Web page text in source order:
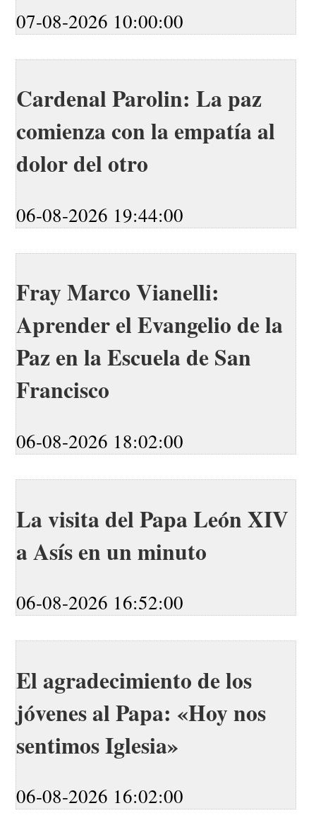
07-08-2026 10:00:00
Cardenal Parolin: La paz
comienza con la empatía al
dolor del otro
06-08-2026 19:44:00
Fray Marco Vianelli:
Aprender el Evangelio de la
Paz en la Escuela de San
Francisco
06-08-2026 18:02:00
La visita del Papa León XIV
a Asís en un minuto
06-08-2026 16:52:00
El agradecimiento de los
jóvenes al Papa: «Hoy nos
sentimos Iglesia»
06-08-2026 16:02:00